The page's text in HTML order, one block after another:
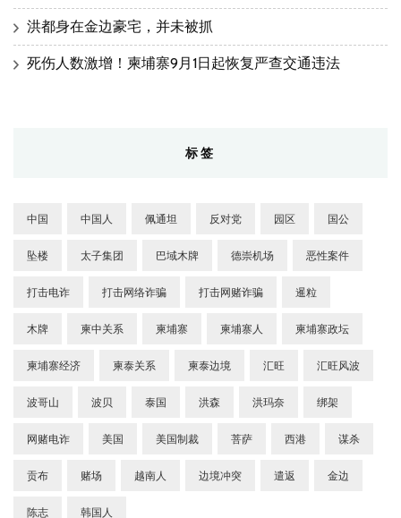
洪都身在金边豪宅，并未被抓
死伤人数激增！柬埔寨9月1日起恢复严查交通违法
标签
中国 中国人 佩通坦 反对党 园区 国公
坠楼 太子集团 巴域木牌 德崇机场 恶性案件
打击电诈 打击网络诈骗 打击网赌诈骗 暹粒
木牌 柬中关系 柬埔寨 柬埔寨人 柬埔寨政坛
柬埔寨经济 柬泰关系 柬泰边境 汇旺 汇旺风波
波哥山 波贝 泰国 洪森 洪玛奈 绑架
网赌电诈 美国 美国制裁 菩萨 西港 谋杀
贡布 赌场 越南人 边境冲突 遣返 金边
陈志 韩国人